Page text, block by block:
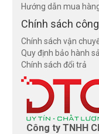
Hướng dẫn mua
Chính sách
Chính sách vận
Quy định bảo hành
Chính sách đổi trả
Công ty TNHH